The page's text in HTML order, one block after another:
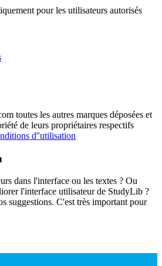
pour les utilisateurs autorisés
toutes les autres marques déposées et
de leurs propriétaires respectifs
d''utilisation
dans l'interface ou les textes ? Ou
l'interface utilisateur de StudyLib ?
suggestions. C'est très important pour